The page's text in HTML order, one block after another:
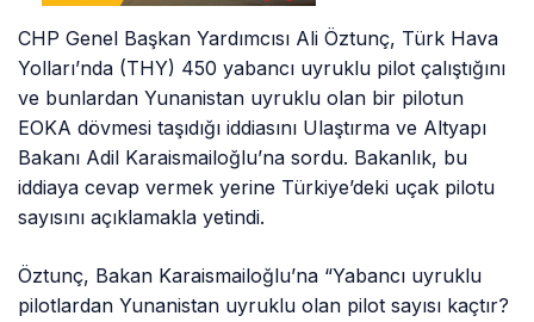
CHP Genel Başkan Yardımcısı Ali Öztunç, Türk Hava
Yolları’nda (THY) 450 yabancı uyruklu pilot çalıştığını
ve bunlardan Yunanistan uyruklu olan bir pilotun
EOKA dövmesi taşıdığı iddiasını Ulaştırma ve Altyapı
Bakanı Adil Karaismailoğlu’na sordu. Bakanlık, bu
iddiaya cevap vermek yerine Türkiye’deki uçak pilotu
sayısını açıklamakla yetindi.
Öztunç, Bakan Karaismailoğlu’na “Yabancı uyruklu
pilotlardan Yunanistan uyruklu olan pilot sayısı kaçtır?